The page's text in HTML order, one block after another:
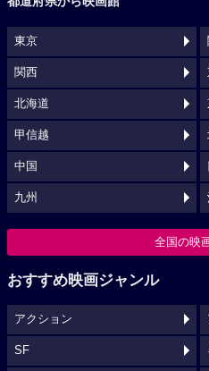
東京
関西
北海道
甲信越
中国
九州
全国の映
おすすめ映画ジャンル
アクション
SF